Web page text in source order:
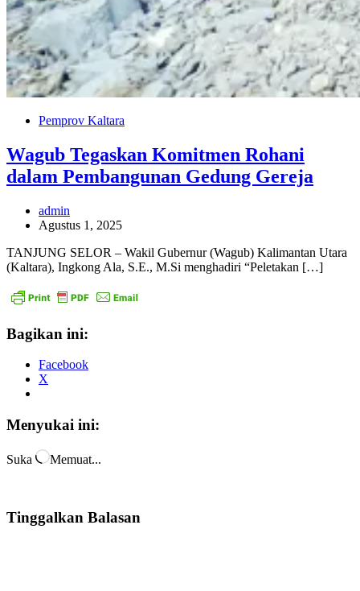
Pemprov Kaltara
Wagub Tegaskan Komitmen Rohani
dalam Pembangunan Gedung Gereja
admin
Agustus 1, 2025
TANJUNG SELOR – Wakil Gubernur (Wagub) Kalimantan Utara
(Kaltara), Ingkong Ala, S.E., M.Si menghadiri “Peletakan […]
Bagikan ini:
Facebook
X
Menyukai ini:
Suka Memuat...
Tinggalkan Balasan